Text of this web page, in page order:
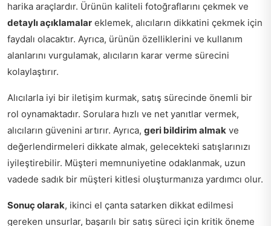
harika araçlardır. Ürünün kaliteli fotoğraflarını çekmek ve
detaylı açıklamalar eklemek, alıcıların dikkatini çekmek için
faydalı olacaktır. Ayrıca, ürünün özelliklerini ve kullanım
alanlarını vurgulamak, alıcıların karar verme sürecini
kolaylaştırır.
Alıcılarla iyi bir iletişim kurmak, satış sürecinde önemli bir
rol oynamaktadır. Sorulara hızlı ve net yanıtlar vermek,
alıcıların güvenini artırır. Ayrıca, geri bildirim almak ve
değerlendirmeleri dikkate almak, gelecekteki satışlarınızı
iyileştirebilir. Müşteri memnuniyetine odaklanmak, uzun
vadede sadık bir müşteri kitlesi oluşturmanıza yardımcı olur.
Sonuç olarak, ikinci el çanta satarken dikkat edilmesi
gereken unsurlar, başarılı bir satış süreci için kritik öneme